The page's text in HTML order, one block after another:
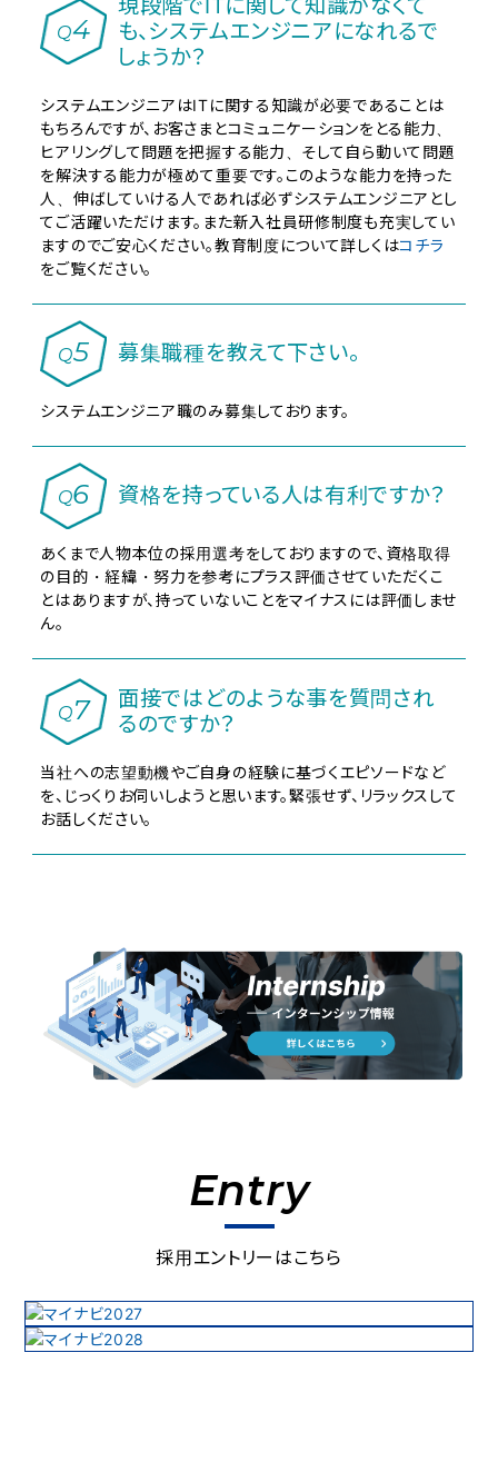
Q4
現段階でITに関して知識がなくて
も、システムエンジニアになれるで
しょうか？
システムエンジニアはITに関する知識が必要であることは
もちろんですが、お客さまとコミュニケーションをとる能力、
ヒアリングして問題を把握する能力、そして自ら動いて問題
を解決する能力が極めて重要です。このような能力を持った
人、伸ばしていける人であれば必ずシステムエンジニアとし
てご活躍いただけます。また新入社員研修制度も充実してい
ますのでご安心ください。教育制度について詳しくはコチラ
をご覧ください。
Q5 募集職種を教えて下さい。
システムエンジニア職のみ募集しております。
Q6 資格を持っている人は有利ですか？
あくまで人物本位の採用選考をしておりますので、資格取得
の目的・経緯・努力を参考にプラス評価させていただくこ
とはありますが、持っていないことをマイナスには評価しませ
ん。
Q7
面接ではどのような事を質問され
るのですか？
当社への志望動機やご自身の経験に基づくエピソードなど
を、じっくりお伺いしようと思います。緊張せず、リラックスして
お話しください。
Entry
採用エントリーはこちら